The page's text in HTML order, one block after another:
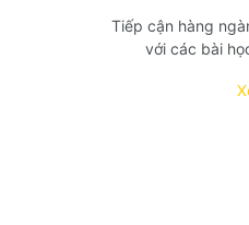
Tiếp cận hàng
với các bài